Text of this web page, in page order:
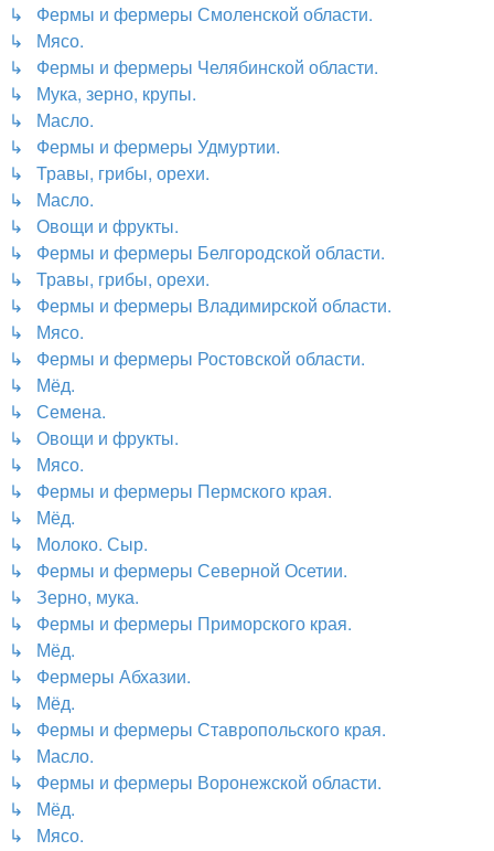
↳ Фермы и фермеры Смоленской области.
↳ Мясо.
↳ Фермы и фермеры Челябинской области.
↳ Мука, зерно, крупы.
↳ Масло.
↳ Фермы и фермеры Удмуртии.
↳ Травы, грибы, орехи.
↳ Масло.
↳ Овощи и фрукты.
↳ Фермы и фермеры Белгородской области.
↳ Травы, грибы, орехи.
↳ Фермы и фермеры Владимирской области.
↳ Мясо.
↳ Фермы и фермеры Ростовской области.
↳ Мёд.
↳ Семена.
↳ Овощи и фрукты.
↳ Мясо.
↳ Фермы и фермеры Пермского края.
↳ Мёд.
↳ Молоко. Сыр.
↳ Фермы и фермеры Северной Осетии.
↳ Зерно, мука.
↳ Фермы и фермеры Приморского края.
↳ Мёд.
↳ Фермеры Абхазии.
↳ Мёд.
↳ Фермы и фермеры Ставропольского края.
↳ Масло.
↳ Фермы и фермеры Воронежской области.
↳ Мёд.
↳ Мясо.